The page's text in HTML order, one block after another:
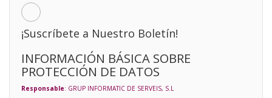
¡Suscríbete a Nuestro Boletín!
INFORMACIÓN BÁSICA SOBRE
PROTECCIÓN DE DATOS
Responsable: GRUP INFORMATIC DE SERVEIS, S.L